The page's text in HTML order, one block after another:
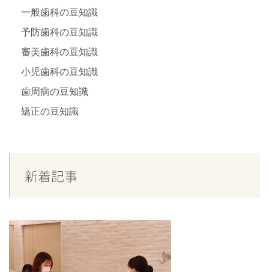
一般歯科の豆知識
予防歯科の豆知識
審美歯科の豆知識
小児歯科の豆知識
歯周病の豆知識
矯正の豆知識
新着記事